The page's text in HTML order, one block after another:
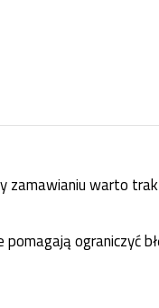
zamawianiu warto
ograniczyć